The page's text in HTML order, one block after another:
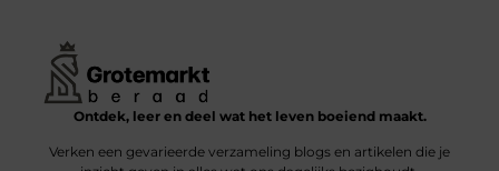
Ontdek, leer en deel wat het leven boeiend maakt.
Verken een gevarieerde verzameling blogs en artikelen die je